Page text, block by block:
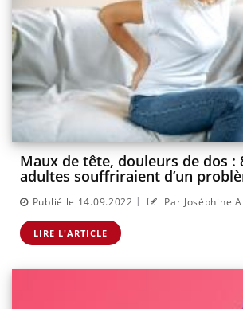
Maux de tête, douleurs de dos :
adultes souffriraient d’un
Publié le 14.09.2022 | Par Joséphine
LIRE L'ARTICLE